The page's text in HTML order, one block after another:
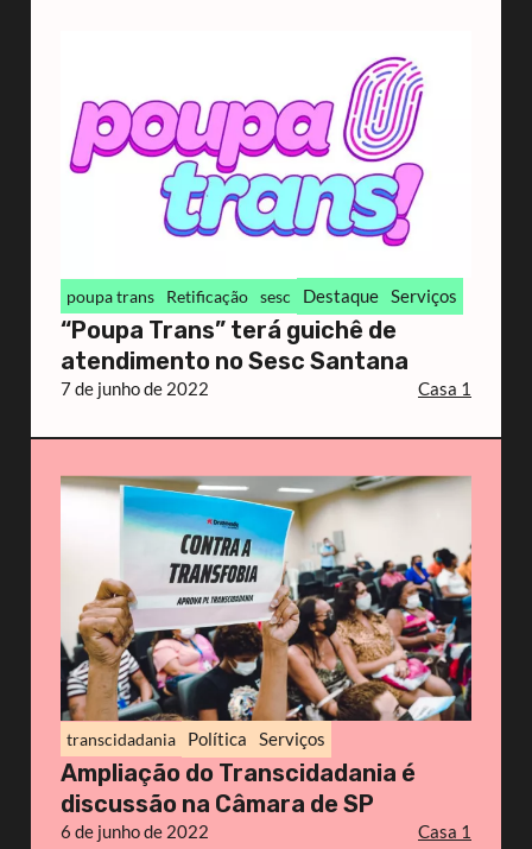
poupa trans Retificação sesc Destaque Serviços
“Poupa Trans” terá guichê de
atendimento no Sesc Santana
7 de junho de 2022 Casa 1
transcidadania Política Serviços
Ampliação do Transcidadania é
discussão na Câmara de SP
6 de junho de 2022 Casa 1